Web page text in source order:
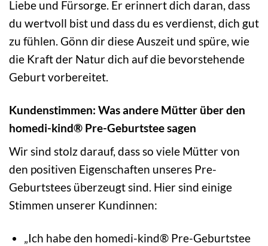
Liebe und Fürsorge. Er erinnert dich daran, dass
du wertvoll bist und dass du es verdienst, dich gut
zu fühlen. Gönn dir diese Auszeit und spüre, wie
die Kraft der Natur dich auf die bevorstehende
Geburt vorbereitet.
Kundenstimmen: Was andere Mütter über den
homedi-kind® Pre-Geburtstee sagen
Wir sind stolz darauf, dass so viele Mütter von
den positiven Eigenschaften unseres Pre-
Geburtstees überzeugt sind. Hier sind einige
Stimmen unserer Kundinnen:
„Ich habe den homedi-kind® Pre-Geburtstee